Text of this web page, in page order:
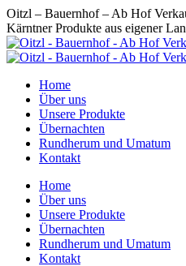
Zum
Inhalt
springen
Oitzl – Bauernhof – Ab Hof
Kärntner Produkte aus eigener
Home
Über uns
Unsere Produkte
Übernachten
Rundherum und Umatum
Kontakt
Home
Über uns
Unsere Produkte
Übernachten
Rundherum und Umatum
Kontakt